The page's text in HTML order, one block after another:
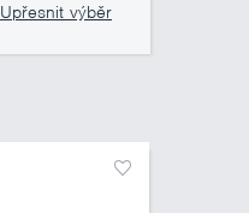
Upřesnit výběr